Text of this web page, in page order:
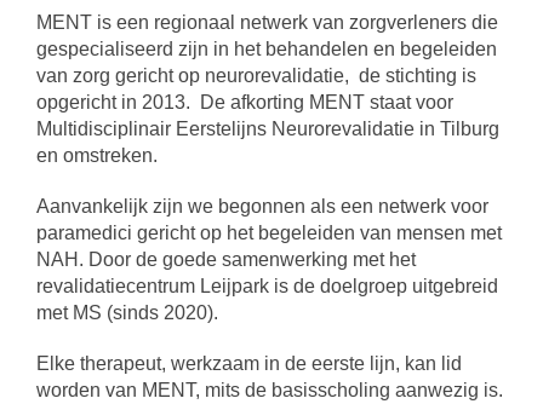
MENT is een regionaal netwerk van zorgverleners die
gespecialiseerd zijn in het behandelen en begeleiden
van zorg gericht op neurorevalidatie, de stichting is
opgericht in 2013.
De afkorting MENT staat voor
Multidisciplinair Eerstelijns Neurorevalidatie in Tilburg
en omstreken.
Aanvankelijk zijn we begonnen als een netwerk voor
paramedici gericht op het begeleiden van mensen met
NAH. Door de goede samenwerking met het
revalidatiecentrum Leijpark is de doelgroep uitgebreid
met MS (sinds 2020).
Elke therapeut, werkzaam in de eerste lijn, kan lid
worden van MENT, mits de basisscholing aanwezig is.